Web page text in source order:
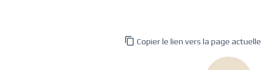
 Copier le lien vers la page actuelle